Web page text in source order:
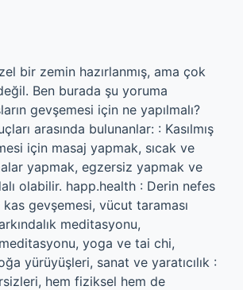
bir zemin hazırlanmış, ama çok
Ben burada şu yoruma
gevşemesi için ne yapılmalı?
arasında bulunanlar: : Kasılmış
için masaj yapmak, sıcak ve
yapmak, egzersiz yapmak ve
olabilir. happ.health : Derin nefes
gevşemesi, vücut taraması
meditasyonu,
yoga ve tai chi,
yürüyüşleri, sanat ve yaratıcılık :
hem fiziksel hem de